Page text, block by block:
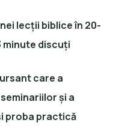
lecții biblice în 20-
minute discuți
care a
și a
proba practică